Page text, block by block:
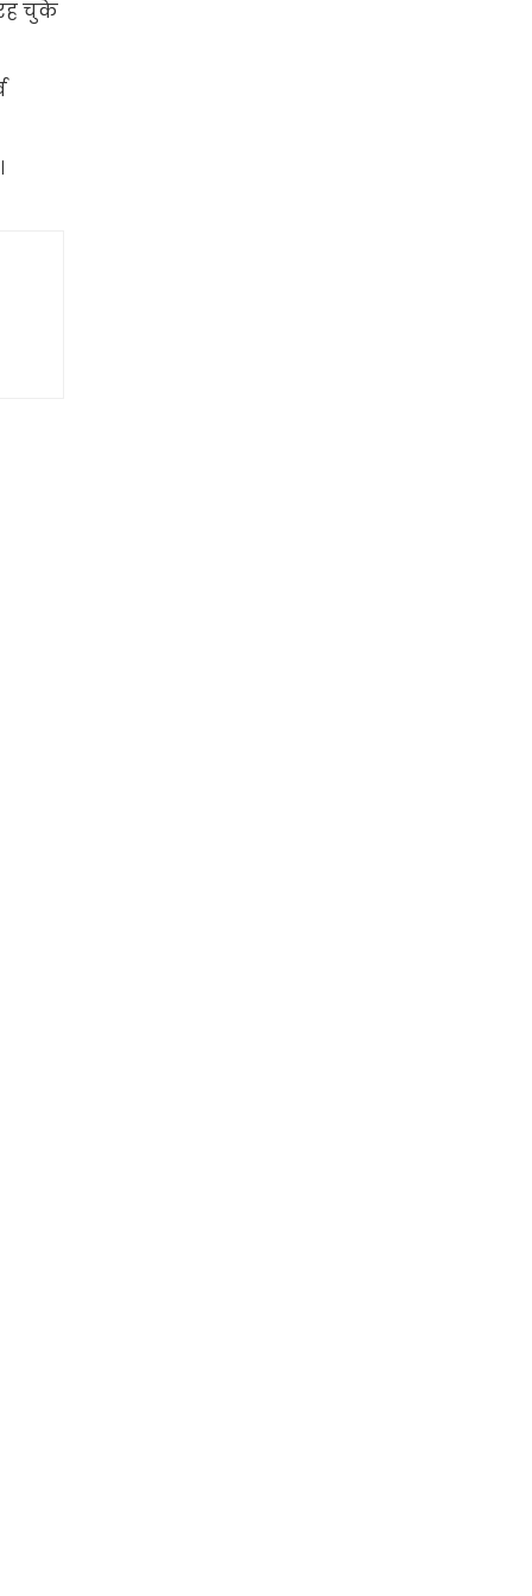
रह चुके